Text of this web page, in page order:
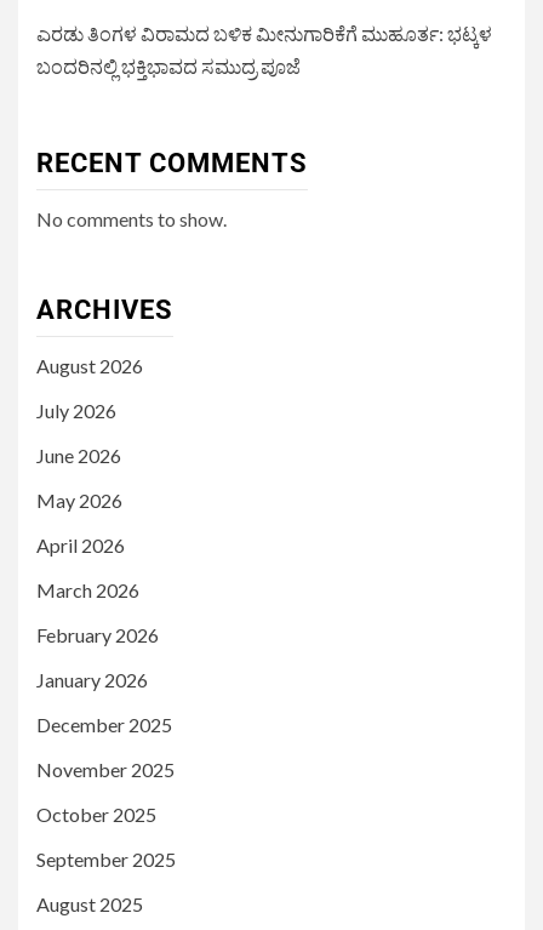
ಎರಡು ತಿಂಗಳ ವಿರಾಮದ ಬಳಿಕ ಮೀನುಗಾರಿಕೆಗೆ ಮುಹೂರ್ತ: ಭಟ್ಕಳ
ಬಂದರಿನಲ್ಲಿ ಭಕ್ತಿಭಾವದ ಸಮುದ್ರ ಪೂಜೆ
RECENT COMMENTS
No comments to show.
ARCHIVES
August 2026
July 2026
June 2026
May 2026
April 2026
March 2026
February 2026
January 2026
December 2025
November 2025
October 2025
September 2025
August 2025